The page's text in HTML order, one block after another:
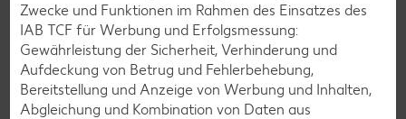
Zwecke und Funktionen im Rahmen des Einsatzes des
IAB TCF für Werbung und Erfolgsmessung:
Gewährleistung der Sicherheit, Verhinderung und
Aufdeckung von Betrug und Fehlerbehebung,
Bereitstellung und Anzeige von Werbung und Inhalten,
Abgleichung und Kombination von Daten aus